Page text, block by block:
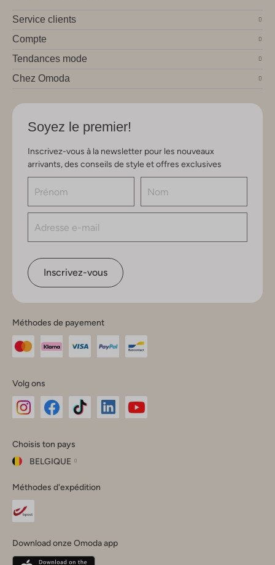
Service clients
Compte
Tendances mode
Chez Omoda
Soyez le premier!
Inscrivez-vous à la newsletter pour les nouveaux
arrivants, des conseils de style et offres exclusives
Inscrivez-vous
Méthodes de payement
Volg ons
Instagram
Facebook
TikTok
Choisis ton pays
BELGIQUE
ton
pays
Fermer
Belgique(Français)
Méthodes d'expédition
Download onze Omoda app